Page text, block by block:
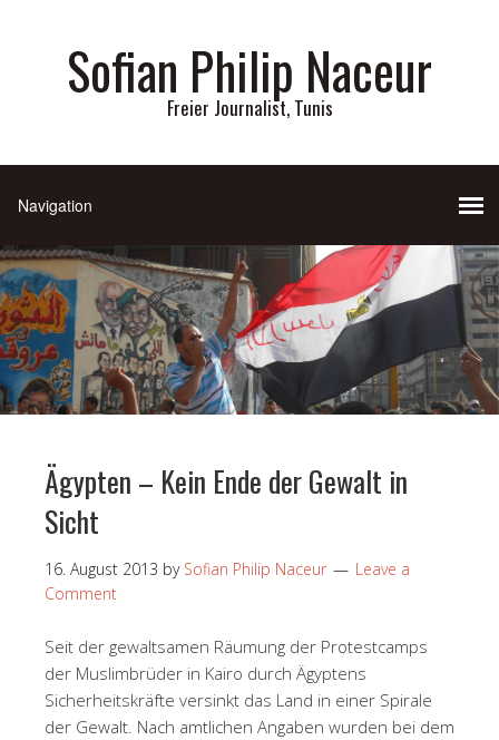
Sofian Philip Naceur
Freier Journalist, Tunis
Ägypten – Kein Ende der Gewalt in
Sicht
16. August 2013 by Sofian Philip Naceur
Leave a
Comment
Seit der gewaltsamen Räumung der Protestcamps
der Muslimbrüder in Kairo durch Ägyptens
Sicherheitskräfte versinkt das Land in einer Spirale
der Gewalt. Nach amtlichen Angaben wurden bei dem